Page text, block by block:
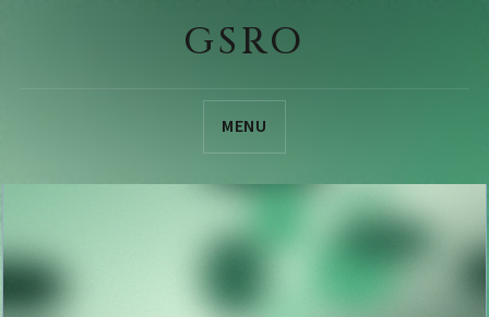
GSRO
MENU